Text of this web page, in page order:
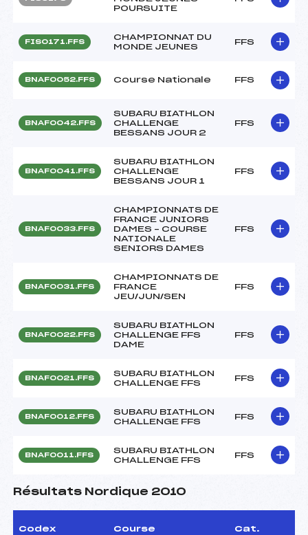
POURSUITE
FIS0171.FFS
CHAMPIONNAT DU
MONDE JEUNES
FFS
BNAF0052.FFS Course Nationale FFS
BNAF0042.FFS
SUBARU BIATHLON
CHALLENGE
BESSANS JOUR 2
FFS
BNAF0041.FFS
SUBARU BIATHLON
CHALLENGE
BESSANS JOUR 1
FFS
BNAF0033.FFS
CHAMPIONNATS DE
FRANCE JUNIORS
DAMES – COURSE
NATIONALE
SENIORS DAMES
FFS
BNAF0031.FFS
CHAMPIONNATS DE
FRANCE
JEU/JUN/SEN
FFS
BNAF0022.FFS
SUBARU BIATHLON
CHALLENGE FFS
DAME
FFS
BNAF0021.FFS
SUBARU BIATHLON
CHALLENGE FFS
FFS
BNAF0012.FFS
SUBARU BIATHLON
CHALLENGE FFS
FFS
BNAF0011.FFS
SUBARU BIATHLON
CHALLENGE FFS
FFS
Résultats Nordique 2010
Codex Course Cat.